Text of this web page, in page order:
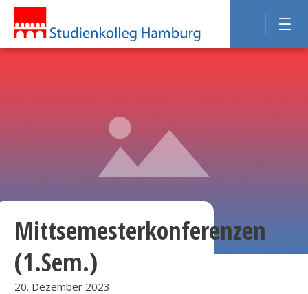
Mittsemesterkonferenzen
(1.Sem.)
20. Dezember 2023